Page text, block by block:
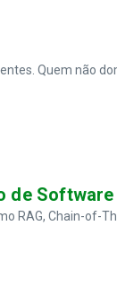
Quem não
de Software
RAG, Chain-of-